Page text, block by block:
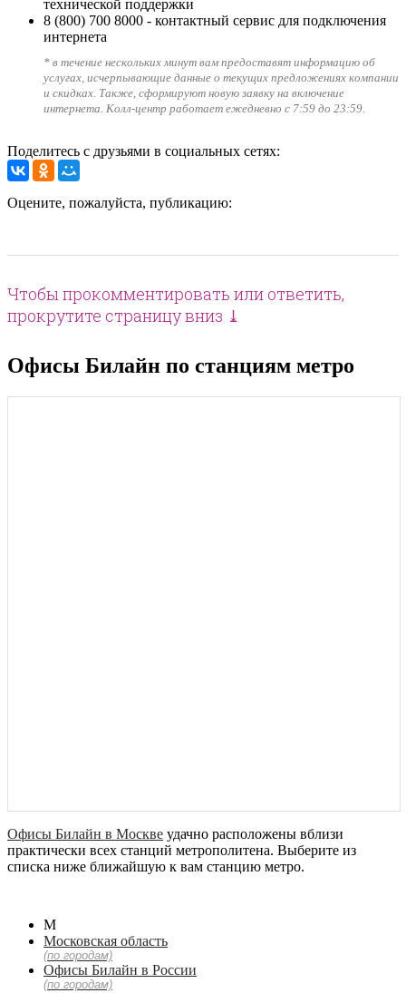
технической поддержки
8 (800) 700 8000 - контактный сервис для подключения
интернета
* в течение нескольких минут вам предоставят информацию об
услугах, исчерпывающие данные о текущих предложениях компании
и скидках. Также, сформируют новую заявку на включение
интернета. Колл-центр работает ежедневно с 7:59 до 23:59.
Поделитесь с друзьями в социальных сетях:
Оцените, пожалуйста, публикацию:
Чтобы прокомментировать или ответить,
прокрутите страницу вниз ⤓
Офисы Билайн по станциям метро
Офисы Билайн в Москве удачно расположены вблизи
практически всех станций метрополитена. Выберите из
списка ниже ближайшую к вам станцию метро.
М
Московская область
(по городам)
Офисы Билайн в России
(по городам)